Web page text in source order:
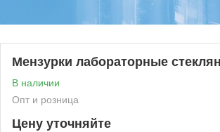
Мензурки лабораторные
В наличии
Опт и розница
Цену уточняйте